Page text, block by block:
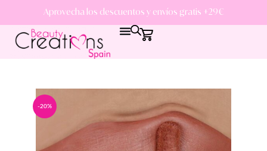
Aprovecha los descuentos y envíos gratis +29€
-20%